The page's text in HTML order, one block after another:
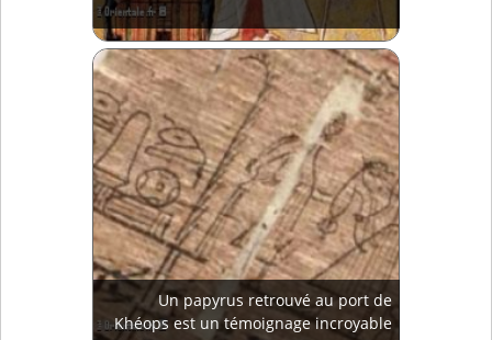
Un papyrus retrouvé au port de
Khéops est un témoignage incroyable